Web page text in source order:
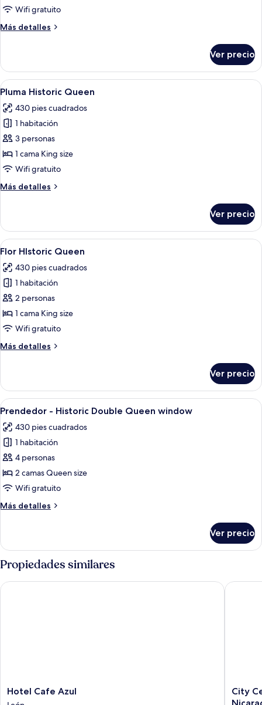
Colonial
King
Wifi gratuito
Más detalles
Más
Colonial
Heritage
King
Ver precio
Abrir
todas
las
fotos
de
Pluma
Historic
Habitación de hotel con una cama
5
Pluma Historic Queen
430 pies cuadrados
1 habitación
3 personas
1 cama King size
Wifi gratuito
Más detalles
Más
Historic
Queen
Ver precio
Abrir
todas
las
fotos
de
Flor
HIstoric
Una cama bien hecha con sábanas
3
Flor HIstoric Queen
430 pies cuadrados
1 habitación
2 personas
1 cama King size
Wifi gratuito
Más detalles
Más
HIstoric
Queen
Ver precio
Abrir
todas
las
fotos
de
Prendedor
-
Double
Habitación de hotel con dos camas,
3
Prendedor - Historic Double Queen window
430 pies cuadrados
1 habitación
4 personas
2 camas Queen size
Wifi gratuito
Más detalles
Más
-
Historic
Double
Queen
window
Ver precio
Propiedades similares
Hotel
Cafe
Hotel Cafe Azul
Hotel Cafe Azul
City
Centro
City
City